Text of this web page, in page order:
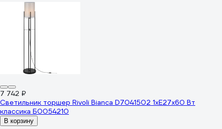
7 742 ₽
Светильник торшер Rivoli Bianca D7041502 1хЕ27х60 Вт
классика Б0054210
В корзину